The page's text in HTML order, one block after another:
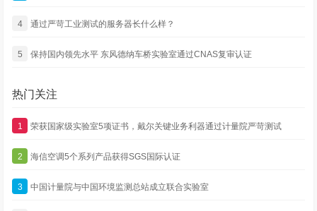
4 通过严苛工业测试的服务器长什么样？
5 保持国内领先水平 东风德纳车桥实验室通过CNAS复审认证
热门关注
1 荣获国家级实验室5项证书，戴尔关键业务利器通过计量院严苛测试
2 海信空调5个系列产品获得SGS国际认证
3 中国计量院与中国环境监测总站成立联合实验室